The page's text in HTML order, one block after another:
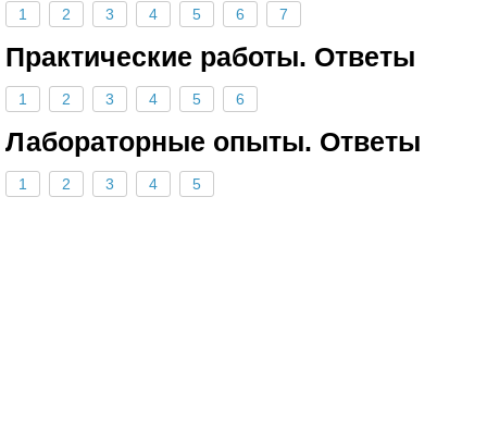
1 2 3 4 5 6 7
Практические работы. Ответы
1 2 3 4 5 6
Лабораторные опыты. Ответы
1 2 3 4 5